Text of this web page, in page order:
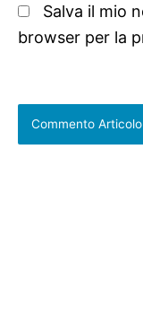
Salva il mio
browser per la